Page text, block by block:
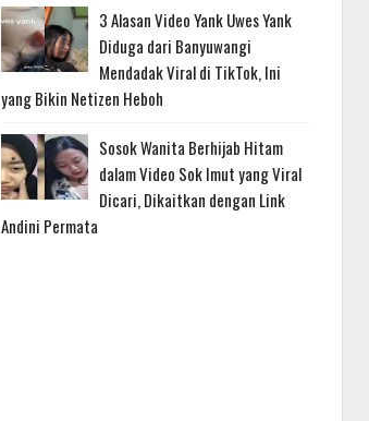
3 Alasan Video Yank Uwes Yank
Diduga dari Banyuwangi
Mendadak Viral di TikTok, Ini
yang Bikin Netizen Heboh
Sosok Wanita Berhijab Hitam
dalam Video Sok Imut yang Viral
Dicari, Dikaitkan dengan Link
Andini Permata